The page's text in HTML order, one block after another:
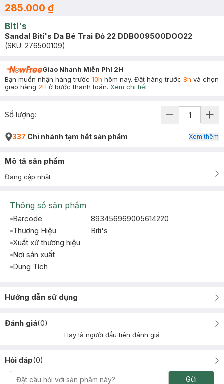
285.000 ₫
Biti's
Sandal Biti's Da Bé Trai Đỏ 22 DDB009500DOO22
(SKU: 276500109)
Giao Nhanh Miễn Phí 2H
Bạn muốn nhận hàng trước 10h hôm nay. Đặt hàng trước 8h và chọn
giao hàng 2H ở bước thanh toán. Xem chi tiết
Số lượng:
337 Chi nhánh tạm hết sản phẩm Xem thêm
Mô tả sản phẩm
Đang cập nhật
Thông số sản phẩm
Barcode
893456969005614220
Thương Hiệu
Biti's
Xuất xứ thương hiệu
Nơi sản xuất
Dung Tích
Hướng dẫn sử dụng
Đánh giá(0)
Hãy là người đầu tiên đánh giá
Hỏi đáp(0)
Gửi